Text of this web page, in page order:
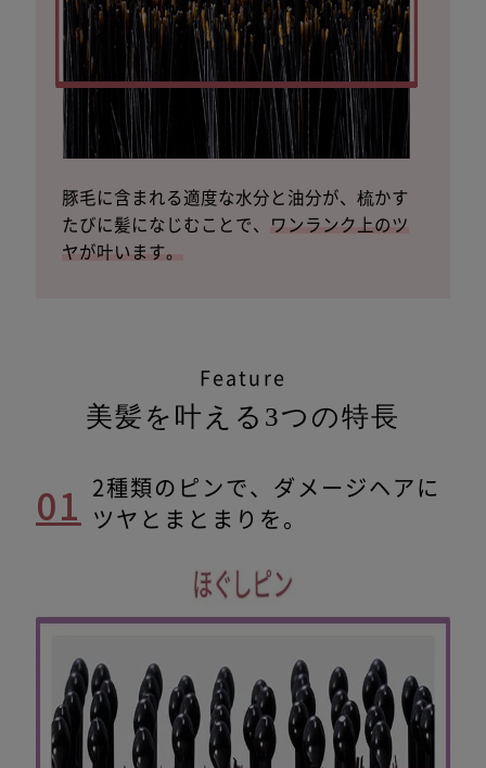
豚毛に含まれる適度な水分と油分が、 梳かす
たびに髪になじむことで、
ワンランク上のツ
ヤが叶います。
Feature
美髪を叶える3つの特長
01
2種類のピンで、ダメージヘアに
ツヤとまとまりを。